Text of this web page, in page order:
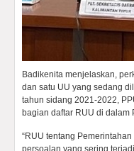
Badikenita menjelaskan,
dan satu UU yang sedang
tahun sidang 2021-2022,
bagian daftar RUU di
“RUU tentang
persoalan yang sering